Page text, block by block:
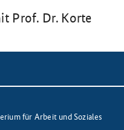
Prof. Dr. Korte
für Arbeit und Soziales